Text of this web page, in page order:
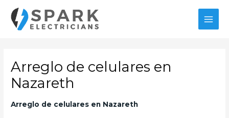
contenido
Arreglo de celulares en
Nazareth
Arreglo de celulares en Nazareth